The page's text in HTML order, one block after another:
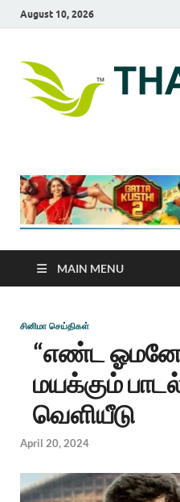
August 10, 2026
MAIN MENU
சினிமா செய்திகள்
“எண்ட
மயக்கும்
வெளியீடு
April 20, 2024